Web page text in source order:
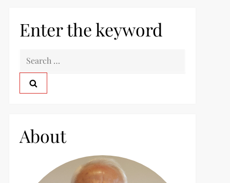
Enter the keyword
fAbout